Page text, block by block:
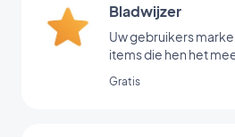
Bladwijzer
Uw gebruikers
items die hen het
Gratis